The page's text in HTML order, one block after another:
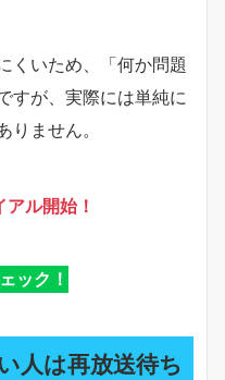
くいため、「何か問題
すが、実際には単純に
ません。
ル開始！
ック！
人は再放送待ち